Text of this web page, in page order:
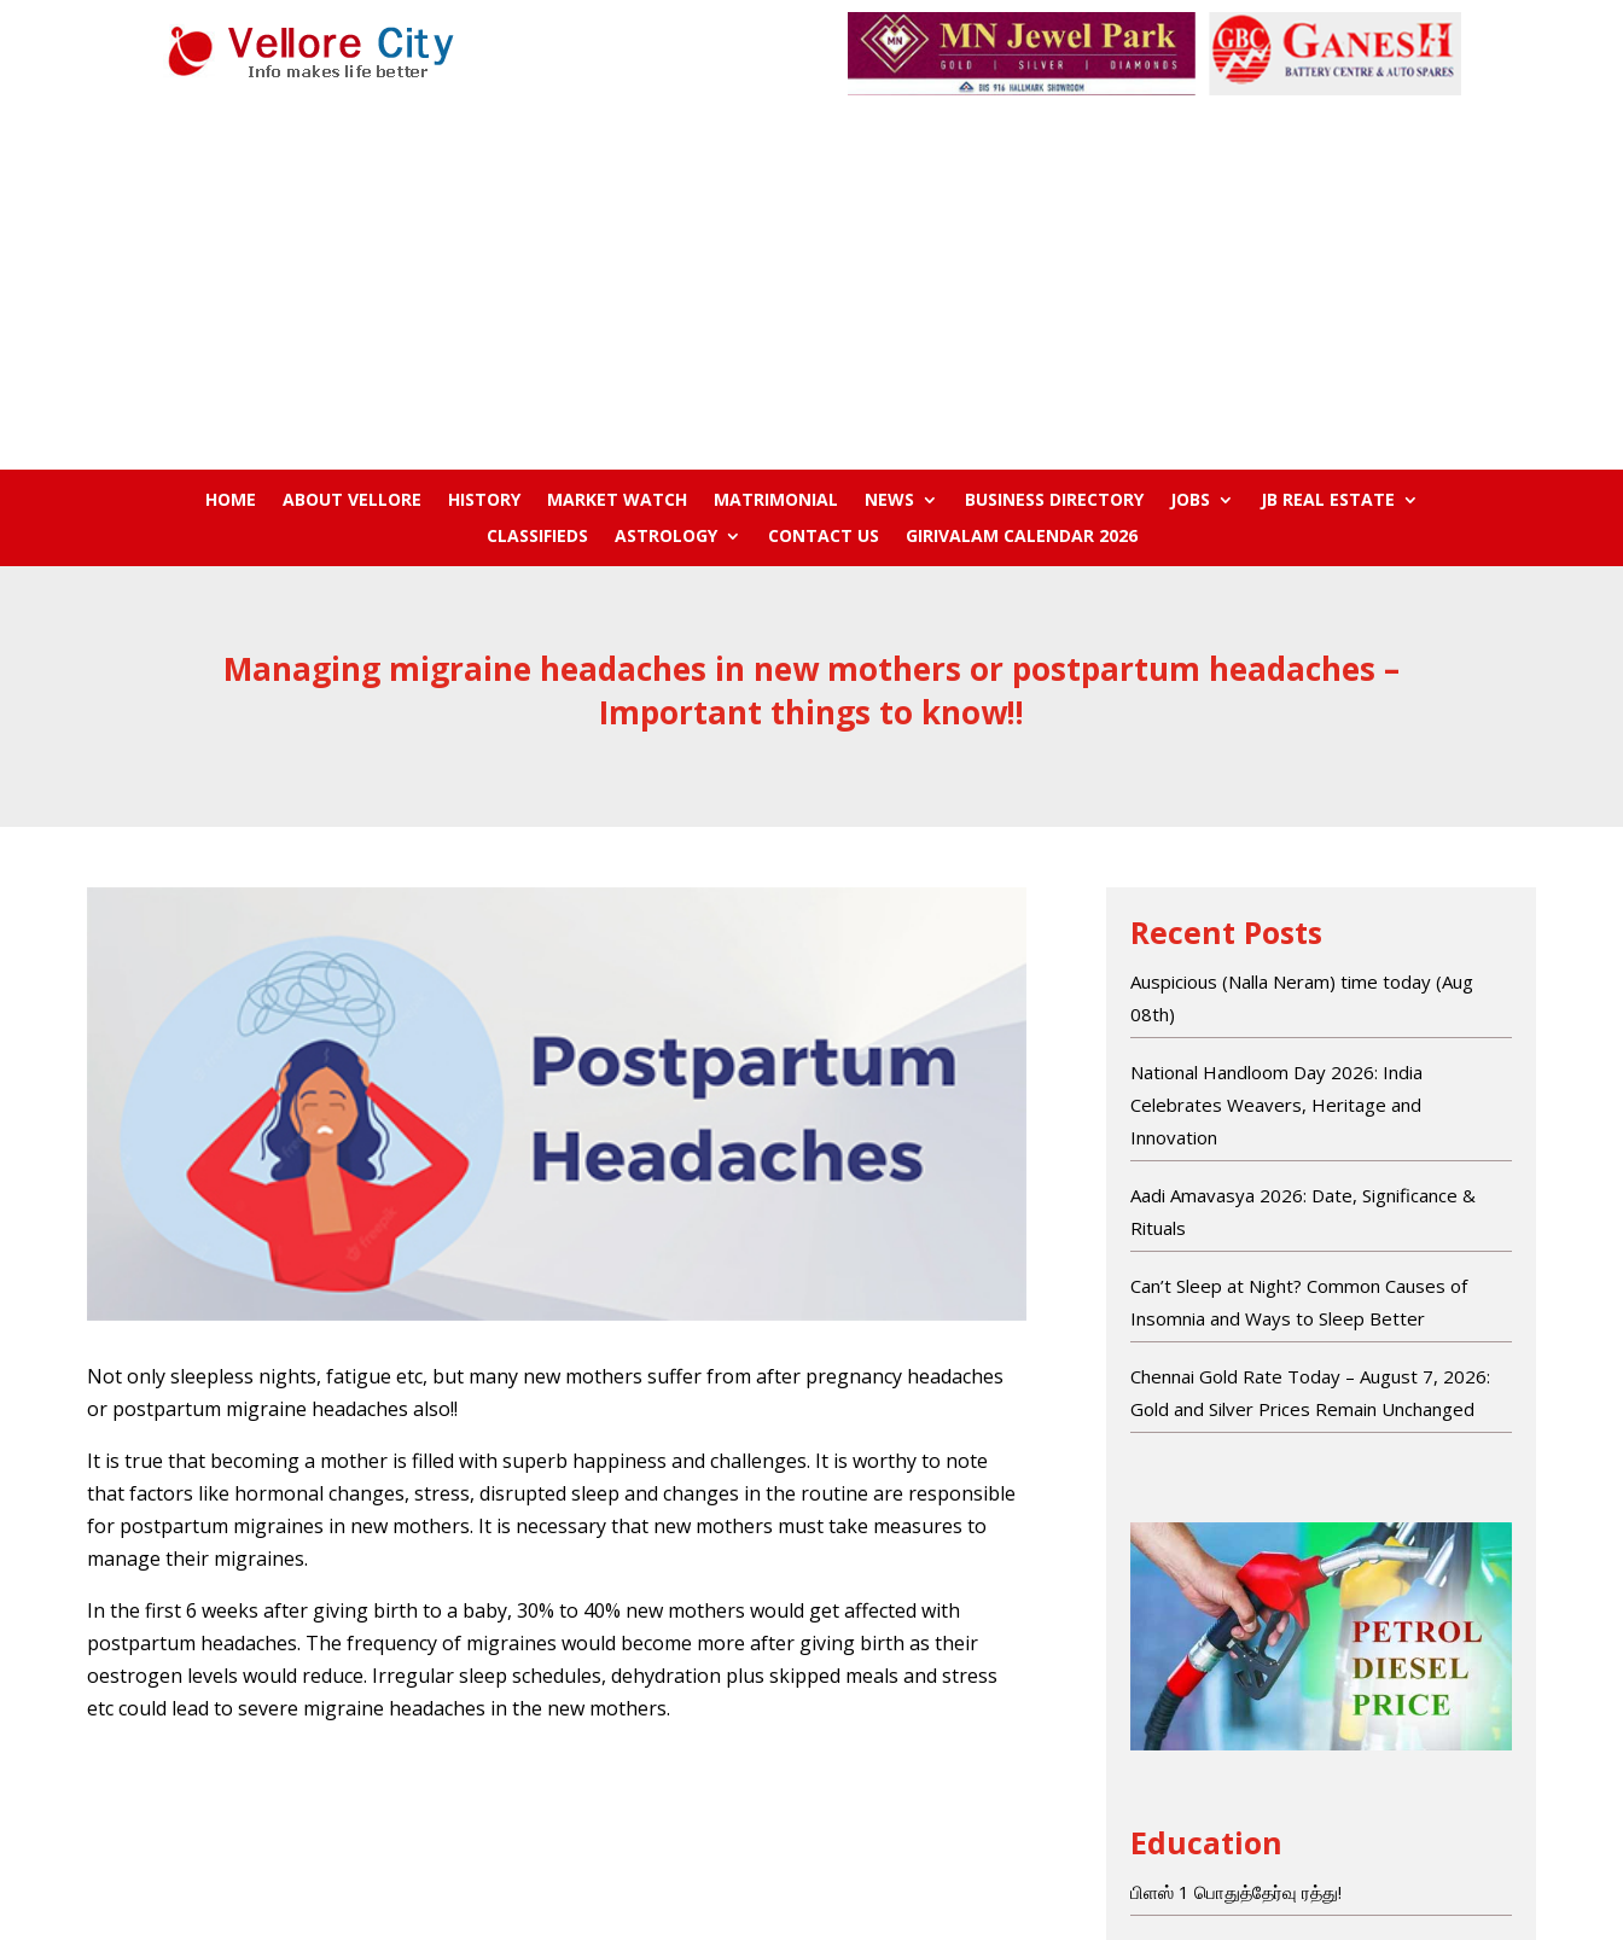
HOME ABOUT VELLORE HISTORY MARKET WATCH MATRIMONIAL NEWS BUSINESS DIRECTORY JOBS
JB REAL ESTATE
CLASSIFIEDS
ASTROLOGY CONTACT US GIRIVALAM CALENDAR 2026
Managing migraine headaches in new mothers or postpartum headaches –
Important things to know!!
Not only sleepless nights, fatigue etc, but many new mothers suffer from after pregnancy headaches
or postpartum migraine headaches also!!
It is true that becoming a mother is filled with superb happiness and challenges. It is worthy to note
that factors like hormonal changes, stress, disrupted sleep and changes in the routine are responsible
for postpartum migraines in new mothers. It is necessary that new mothers must take measures to
manage their migraines.
In the first 6 weeks after giving birth to a baby, 30% to 40% new mothers would get affected with
postpartum headaches. The frequency of migraines would become more after giving birth as their
oestrogen levels would reduce. Irregular sleep schedules, dehydration plus skipped meals and stress
etc could lead to severe migraine headaches in the new mothers.
Recent Posts
Auspicious (Nalla Neram) time today (Aug
08th)
National Handloom Day 2026: India
Celebrates Weavers, Heritage and
Innovation
Aadi Amavasya 2026: Date, Significance &
Rituals
Can’t Sleep at Night? Common Causes of
Insomnia and Ways to Sleep Better
Chennai Gold Rate Today – August 7, 2026:
Gold and Silver Prices Remain Unchanged
Education
பிளஸ் 1 பொதுத்தேர்வு ரத்து!